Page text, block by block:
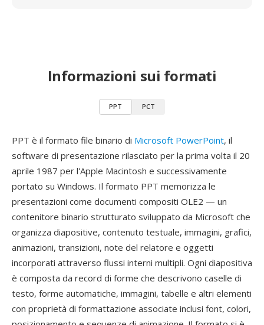
Informazioni sui formati
PPT PCT
PPT è il formato file binario di Microsoft PowerPoint, il
software di presentazione rilasciato per la prima volta il 20
aprile 1987 per l'Apple Macintosh e successivamente
portato su Windows. Il formato PPT memorizza le
presentazioni come documenti compositi OLE2 — un
contenitore binario strutturato sviluppato da Microsoft che
organizza diapositive, contenuto testuale, immagini, grafici,
animazioni, transizioni, note del relatore e oggetti
incorporati attraverso flussi interni multipli. Ogni diapositiva
è composta da record di forme che descrivono caselle di
testo, forme automatiche, immagini, tabelle e altri elementi
con proprietà di formattazione associate inclusi font, colori,